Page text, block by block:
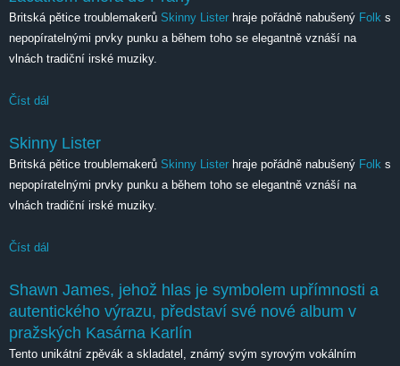
Britská pětice troublemakerů Skinny Lister hraje pořádně nabušený Folk s
nepopíratelnými prvky punku a během toho se elegantně vznáší na
vlnách tradiční irské muziky.
Číst dál
Skinny Lister
Britská pětice troublemakerů Skinny Lister hraje pořádně nabušený Folk s
nepopíratelnými prvky punku a během toho se elegantně vznáší na
vlnách tradiční irské muziky.
Číst dál
Shawn James, jehož hlas je symbolem upřímnosti a
autentického výrazu, představí své nové album v
pražských Kasárna Karlín
Tento unikátní zpěvák a skladatel, známý svým syrovým vokálním